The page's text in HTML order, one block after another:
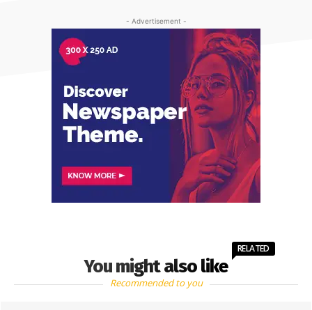
- Advertisement -
You might also like
RELATED
Recommended to you